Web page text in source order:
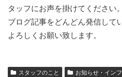
タッフにお声を掛けてください
ブログ記事をどんどん発信して
よろしくお願い致します。
スタッフのこと お知らせ・イン